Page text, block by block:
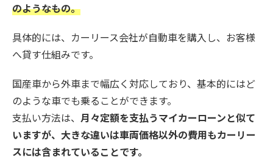
のようなもの。
具体的には、カーリース会社が自動車を購入し、お客様
へ貸す仕組みです。
国産車から外車まで幅広く対応しており、基本的にはど
のような車でも乗ることができます。
支払い方法は、 月々定額を支払うマイカーローンと似て
いますが、大きな違いは車両価格以外の費用もカーリー
スには含まれていることです。